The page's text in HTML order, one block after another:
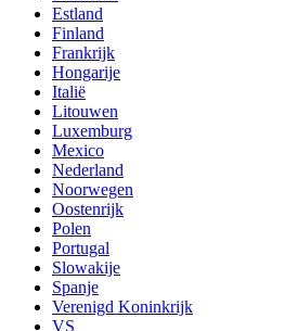
Estland
Finland
Frankrijk
Hongarije
Italië
Litouwen
Luxemburg
Mexico
Nederland
Noorwegen
Oostenrijk
Polen
Portugal
Slowakije
Spanje
Verenigd Koninkrijk
VS